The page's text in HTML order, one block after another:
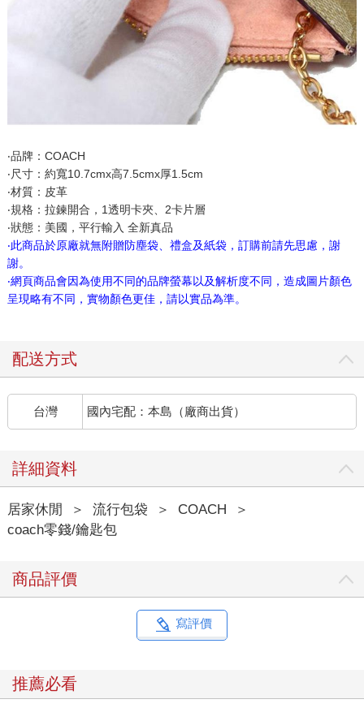
‧品牌：COACH
‧尺寸：約寬10.7cmx高7.5cmx厚1.5cm
‧材質：皮革
‧規格：拉鍊開合，1透明卡夾、2卡片層
‧狀態：美國，平行輸入 全新真品
‧此商品於原廠就無附贈防塵袋、禮盒及紙袋，訂購前請先思慮，謝
謝。
‧網頁商品會因為使用不同的品牌螢幕以及解析度不同，造成圖片顏色
呈現略有不同，實物顏色更佳，請以實品為準。
配送方式
台灣 國內宅配：本島（廠商出貨）
詳細資料
居家休閒 ＞ 流行包袋 ＞ COACH
＞
coach零錢/鑰匙包
商品評價
寫評價
推薦必看